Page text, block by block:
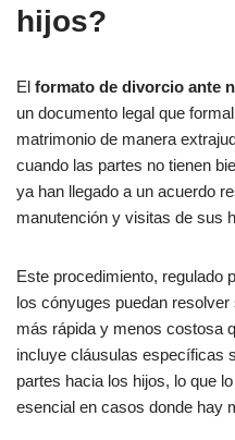
hijos?
El formato de divorcio ante
un documento legal que
matrimonio de manera
cuando las partes no tienen
ya han llegado a un acuerdo
manutención y visitas de sus
Este procedimiento, regulado
los cónyuges puedan
más rápida y menos costosa
incluye cláusulas específicas
partes hacia los hijos, lo que
esencial en casos donde hay